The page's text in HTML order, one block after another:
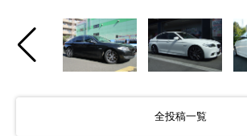
全投稿一覧